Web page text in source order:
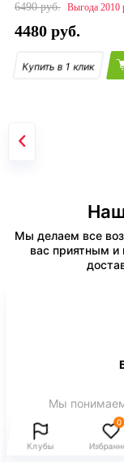
Клубы
0
6490
2010
4480
Мы делаем все
вас приятным
Мы
померить товар